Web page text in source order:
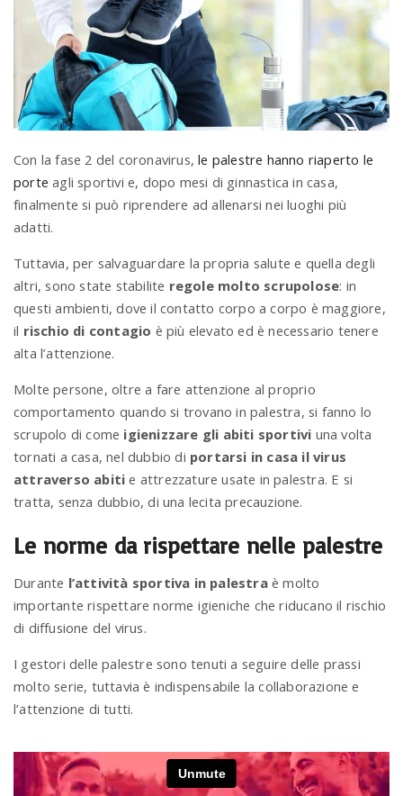
v
i
g
a
t
i
o
n
Con la fase 2 del coronavirus,le palestre hanno riaperto le
porte agli sportivi e, dopo mesi di ginnastica in casa,
finalmente si può riprendere ad allenarsi nei luoghi più
adatti.
Tuttavia, per salvaguardare la propria salute e quella degli
altri, sono state stabilite regole molto scrupolose: in
questi ambienti, dove il contatto corpo a corpo è maggiore,
il rischio di contagio è più elevato ed è necessario tenere
alta l’attenzione.
Molte persone, oltre a fare attenzione al proprio
comportamento quando si trovano in palestra, si fanno lo
scrupolo di come igienizzare gli abiti sportivi una volta
tornati a casa, nel dubbio di portarsi in casa il virus
attraverso abiti e attrezzature usate in palestra. E si
tratta, senza dubbio, di una lecita precauzione.
Le norme da rispettare nelle palestre
Durante l’attività sportiva in palestraè molto
importante rispettare norme igieniche che riducano il rischio
di diffusione del virus.
I gestori delle palestre sono tenuti a seguire delle prassi
molto serie, tuttavia è indispensabile la collaborazione e
l’attenzione di tutti.